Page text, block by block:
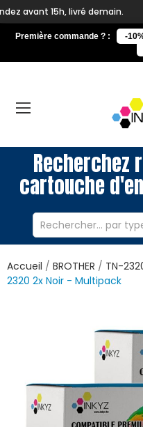
15h, livré demain.
Première commande ? : -
Recherchez
cartouche
Accueil BROTHER TN-
2320 2x Noir - Multipack